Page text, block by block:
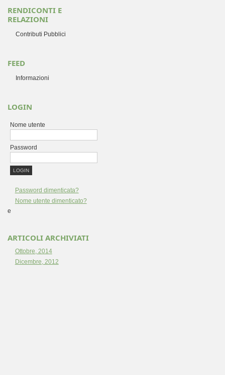
RENDICONTI E
RELAZIONI
Contributi Pubblici
FEED
Informazioni
LOGIN
Nome utente
Password
Password dimenticata?
Nome utente dimenticato?
e
ARTICOLI ARCHIVIATI
Ottobre, 2014
Dicembre, 2012